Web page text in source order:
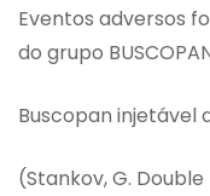
Eventos adversos
do grupo
Buscopan injetável
(Stankov, G.